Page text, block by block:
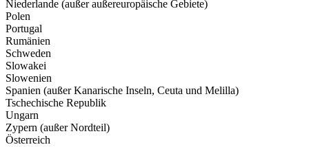
Niederlande (außer außereuropäische Gebiete)
Polen
Portugal
Rumänien
Schweden
Slowakei
Slowenien
Spanien (außer Kanarische Inseln, Ceuta und Melilla)
Tschechische Republik
Ungarn
Zypern (außer Nordteil)
Österreich